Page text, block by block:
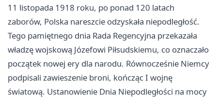
11 listopada 1918 roku, po ponad 120 latach
zaborów, Polska nareszcie odzyskała niepodległość.
Tego pamiętnego dnia Rada Regencyjna przekazała
władzę wojskową Józefowi Piłsudskiemu, co oznaczało
początek nowej ery dla narodu. Równocześnie Niemcy
podpisali zawieszenie broni, kończąc I wojnę
światową. Ustanowienie Dnia Niepodległości na mocy